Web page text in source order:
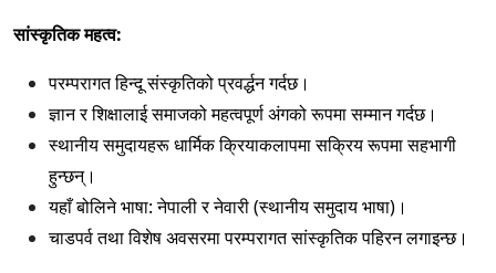
सांस्कृतिक महत्व:
परम्परागत हिन्दू संस्कृतिको प्रवर्द्धन गर्दछ।
ज्ञान र शिक्षालाई समाजको महत्वपूर्ण अंगको रूपमा सम्मान गर्दछ।
स्थानीय समुदायहरू धार्मिक क्रियाकलापमा सक्रिय रूपमा सहभागी
हुन्छन्।
यहाँ बोलिने भाषा: नेपाली र नेवारी (स्थानीय समुदाय भाषा)।
चाडपर्व तथा विशेष अवसरमा परम्परागत सांस्कृतिक पहिरन लगाइन्छ।